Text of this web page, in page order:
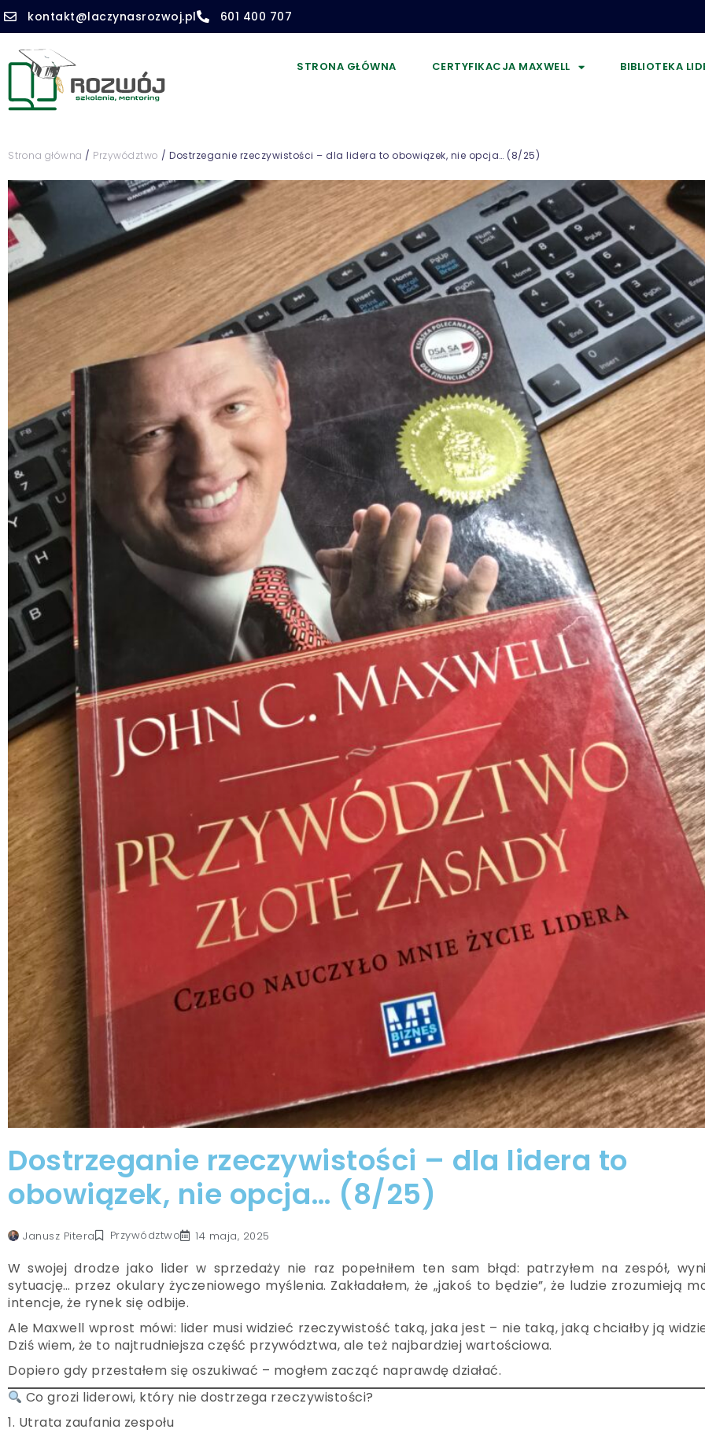
kontakt@laczynasrozwoj.pl 601 400 707
STRONA GŁÓWNA CERTYFIKACJA MAXWELL BIBLIOTEKA
Strona główna / Przywództwo / Dostrzeganie rzeczywistości – dla lidera to obowiązek, nie opcja… (8/25)
Dostrzeganie rzeczywistości – dla lidera to
obowiązek, nie opcja… (8/25)
Janusz Pitera Przywództwo 14 maja, 2025
W swojej drodze jako lider w sprzedaży nie raz popełniłem ten sam błąd: patrzyłem na zespół,
sytuację… przez okulary życzeniowego myślenia. Zakładałem, że „jakoś to będzie”, że ludzie zrozumieją
intencje, że rynek się odbije.
Ale Maxwell wprost mówi: lider musi widzieć rzeczywistość taką, jaka jest – nie taką, jaką chciałby ją
Dziś wiem, że to najtrudniejsza część przywództwa, ale też najbardziej wartościowa.
Dopiero gdy przestałem się oszukiwać – mogłem zacząć naprawdę działać.
Co grozi liderowi, który nie dostrzega rzeczywistości?
1. Utrata zaufania zespołu